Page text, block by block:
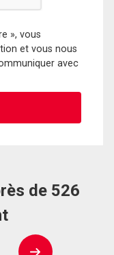
», vous
et vous nous
avec
de 526